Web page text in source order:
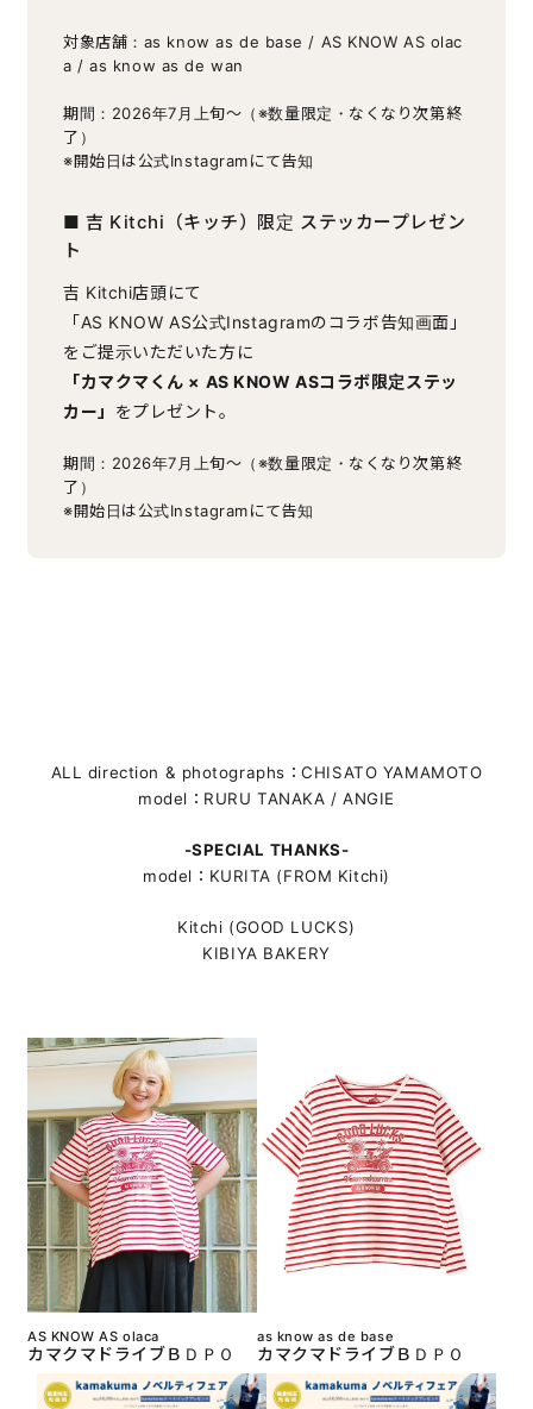
対象店舗：as know as de base / AS KNOW AS olac
a / as know as de wan
期間：2026年7月上旬〜（※数量限定・なくなり次第終
了）
※開始日は公式Instagramにて告知
■ 吉 Kitchi（キッチ）限定 ステッカープレゼン
ト
吉 Kitchi店頭にて
「AS KNOW AS公式Instagramのコラボ告知画面」
をご提示いただいた方に
「カマクマくん × AS KNOW ASコラボ限定ステッ
カー」 をプレゼント。
期間：2026年7月上旬〜（※数量限定・なくなり次第終
了）
※開始日は公式Instagramにて告知
ALL direction & photographs：CHISATO YAMAMOTO
model：RURU TANAKA / ANGIE
-SPECIAL THANKS-
model：KURITA (FROM Kitchi)
Kitchi (GOOD LUCKS)
KIBIYA BAKERY
AS KNOW AS olaca
カマクマドライブＢＤＰＯ
as know as de base
カマクマドライブＢＤＰＯ